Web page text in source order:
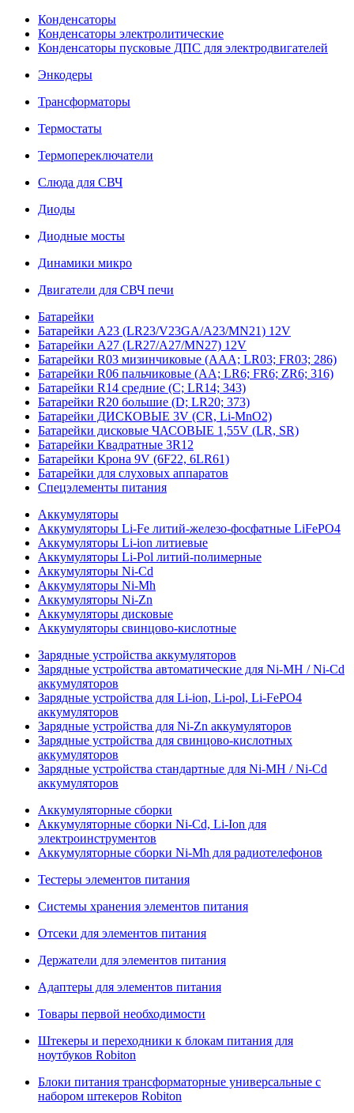
Конденсаторы
Конденсаторы электролитические
Конденсаторы пусковые ДПС для электродвигателей
Энкодеры
Трансформаторы
Термостаты
Термопереключатели
Слюда для СВЧ
Диоды
Диодные мосты
Динамики микро
Двигатели для СВЧ печи
Батарейки
Батарейки A23 (LR23/V23GA/A23/MN21) 12V
Батарейки A27 (LR27/A27/MN27) 12V
Батарейки R03 мизинчиковые (AAA; LR03; FR03; 286)
Батарейки R06 пальчиковые (AA; LR6; FR6; ZR6; 316)
Батарейки R14 средние (C; LR14; 343)
Батарейки R20 большие (D; LR20; 373)
Батарейки ДИСКОВЫЕ 3V (CR, Li-MnO2)
Батарейки дисковые ЧАСОВЫЕ 1,55V (LR, SR)
Батарейки Квадратные 3R12
Батарейки Крона 9V (6F22, 6LR61)
Батарейки для слуховых аппаратов
Спецэлементы питания
Аккумуляторы
Аккумуляторы Li-Fe литий-железо-фосфатные LiFePO4
Аккумуляторы Li-ion литиевые
Аккумуляторы Li-Pol литий-полимерные
Аккумуляторы Ni-Cd
Аккумуляторы Ni-Mh
Аккумуляторы Ni-Zn
Аккумуляторы дисковые
Аккумуляторы свинцово-кислотные
Зарядные устройства аккумуляторов
Зарядные устройства автоматические для Ni-MH / Ni-Cd
аккумуляторов
Зарядные устройства для Li-ion, Li-pol, Li-FePO4
аккумуляторов
Зарядные устройства для Ni-Zn аккумуляторов
Зарядные устройства для свинцово-кислотных
аккумуляторов
Зарядные устройства стандартные для Ni-MH / Ni-Cd
аккумуляторов
Аккумуляторные сборки
Аккумуляторные сборки Ni-Cd, Li-Ion для
электроинструментов
Аккумуляторные сборки Ni-Mh для радиотелефонов
Тестеры элементов питания
Системы хранения элементов питания
Отсеки для элементов питания
Держатели для элементов питания
Адаптеры для элементов питания
Товары первой необходимости
Штекеры и переходники к блокам питания для
ноутбуков Robiton
Блоки питания трансформаторные универсальные с
набором штекеров Robiton